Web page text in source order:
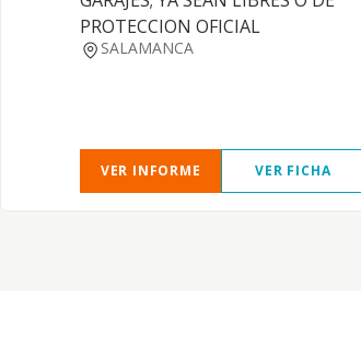
PROTECCION OFICIAL
SALAMANCA
VER INFORME VER FICHA